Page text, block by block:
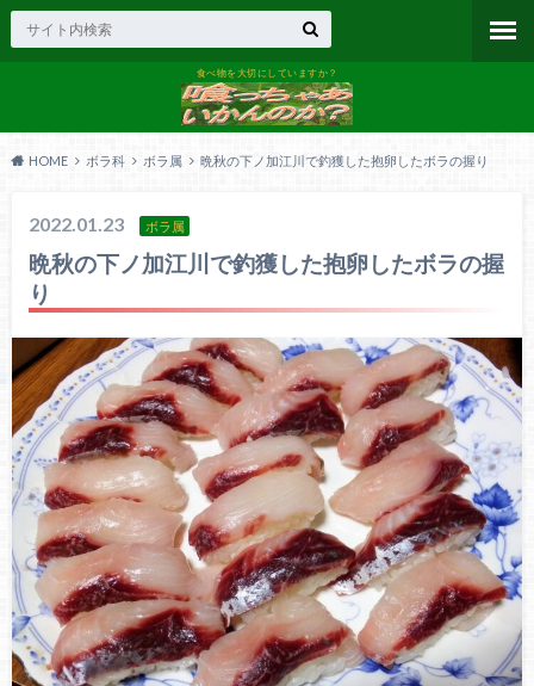
食べ物を大切にしていますか？
HOME ボラ科 ボラ属 晩秋の下ノ加江川で釣獲した抱卵したボラの握り
2022.01.23 ボラ属
晩秋の下ノ加江川で釣獲した抱卵したボラの握
り